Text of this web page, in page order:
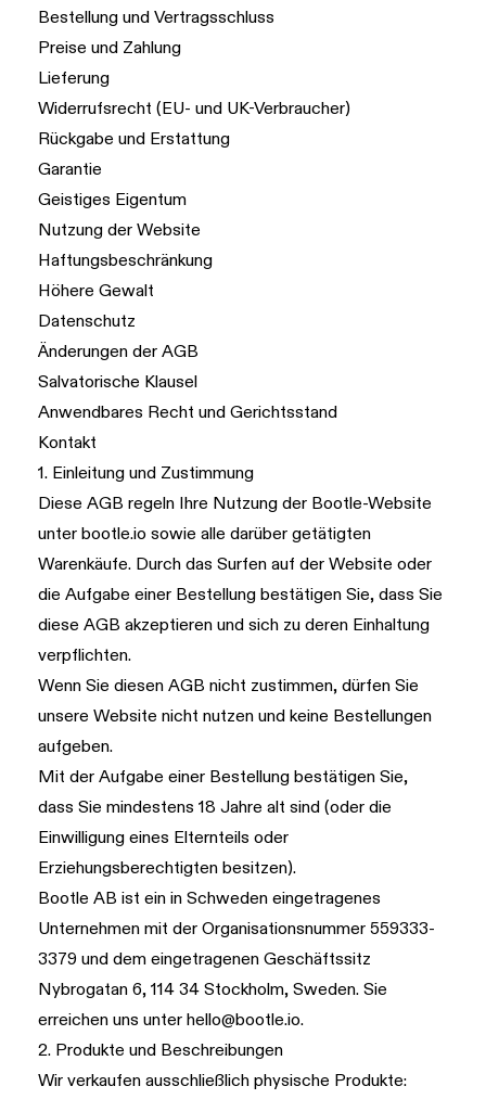
Bestellung und Vertragsschluss
Preise und Zahlung
Lieferung
Widerrufsrecht (EU- und UK-Verbraucher)
Rückgabe und Erstattung
Garantie
Geistiges Eigentum
Nutzung der Website
Haftungsbeschränkung
Höhere Gewalt
Datenschutz
Änderungen der AGB
Salvatorische Klausel
Anwendbares Recht und Gerichtsstand
Kontakt
1. Einleitung und Zustimmung
Diese AGB regeln Ihre Nutzung der Bootle-Website
unterbootle.io sowie alle darüber getätigten
Warenkäufe. Durch das Surfen auf der Website oder
die Aufgabe einer Bestellung bestätigen Sie, dass Sie
diese AGB akzeptieren und sich zu deren Einhaltung
verpflichten.
Wenn Sie diesen AGB nicht zustimmen, dürfen Sie
unsere Website nicht nutzen und keine Bestellungen
aufgeben.
Mit der Aufgabe einer Bestellung bestätigen Sie,
dass Sie mindestens 18 Jahre alt sind (oder die
Einwilligung eines Elternteils oder
Erziehungsberechtigten besitzen).
Bootle AB ist ein in Schweden eingetragenes
Unternehmen mit der Organisationsnummer 559333-
3379 und dem eingetragenen Geschäftssitz
Nybrogatan 6, 114 34 Stockholm, Sweden. Sie
erreichen uns unterhello@bootle.io.
2. Produkte und Beschreibungen
Wir verkaufen ausschließlich physische Produkte: